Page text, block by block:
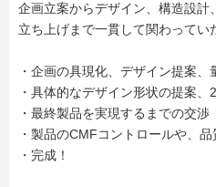
企画立案からデザイン、構造設計
立ち上げまで一貫して関わってい
・企画の具現化、デザイン提案
・具体的なデザイン形状の提案
・最終製品を実現するまでの交渉
・製品のCMFコントロールや、
・完成！